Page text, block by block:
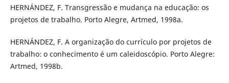
HERNÁNDEZ, F. Transgressão e mudança na educação: os
projetos de trabalho. Porto Alegre, Artmed, 1998a.
HERNÁNDEZ, F. A organização do currículo por projetos de
trabalho: o conhecimento é um caleidoscópio. Porto Alegre:
Artmed, 1998b.